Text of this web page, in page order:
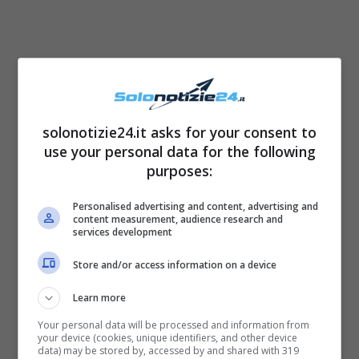
La maestra ha poi spiegato che al tempo non
fu riconfermata per una pura questione
anagrafica, in quell’edizione infatti venne
scelta una ballerina più adulta perchè più
adatta all’esigenze di quella edizione. La
ballerina ha raccontato che aveva deciso di
solonotizie24.it asks for your consent to
use your personal data for the following
purposes:
Personalised advertising and content, advertising and
content measurement, audience research and
services development
Store and/or access information on a device
Learn more
Your personal data will be processed and information from
your device (cookies, unique identifiers, and other device
data) may be stored by, accessed by and shared with 319